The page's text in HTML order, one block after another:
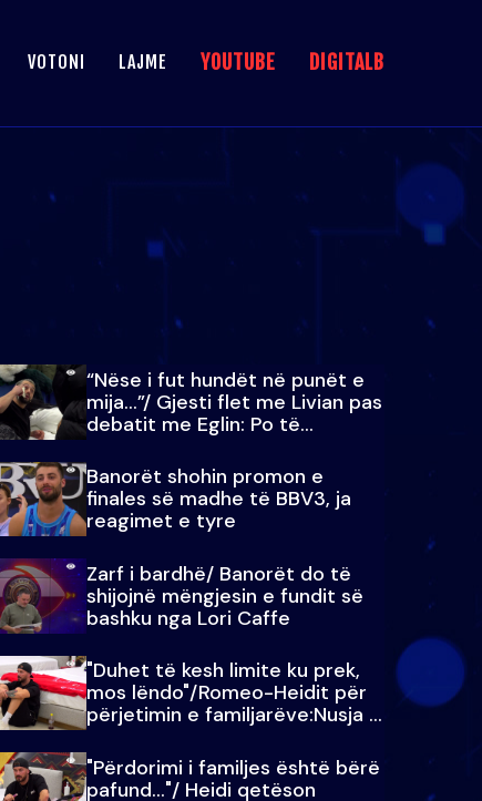
VOTONI LAJME YOUTUBE DIGITALB
“Nëse i fut hundët në punët e
mija…”/ Gjesti flet me Livian pas
debatit me Eglin: Po të
paralajmëroj
Banorët shohin promon e
finales së madhe të BBV3, ja
reagimet e tyre
Zarf i bardhë/ Banorët do të
shijojnë mëngjesin e fundit së
bashku nga Lori Caffe
"Duhet të kesh limite ku prek,
mos lëndo"/Romeo-Heidit për
përjetimin e familjarëve:Nusja e
Julit…
"Përdorimi i familjes është bërë
pafund…"/ Heidi qetëson